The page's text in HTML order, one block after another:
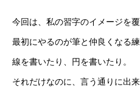
今回は、私の習字のイメージを
最初にやるのが筆と仲良くなる練
線を書いたり、円を書いたり。
それだけなのに、言う通りに出